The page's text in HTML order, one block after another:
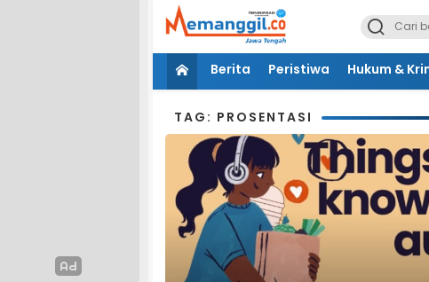
Berita Peristiwa Hukum &
TAG: PROSENTASI